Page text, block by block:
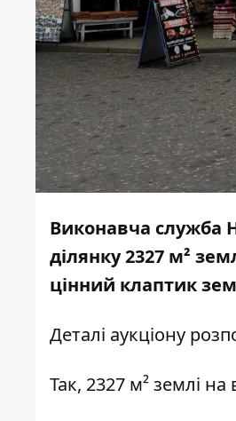
Виконавча служба
ділянку 2327 м²
цінний клаптик
Деталі аукціону
Так, 2327 м² землі